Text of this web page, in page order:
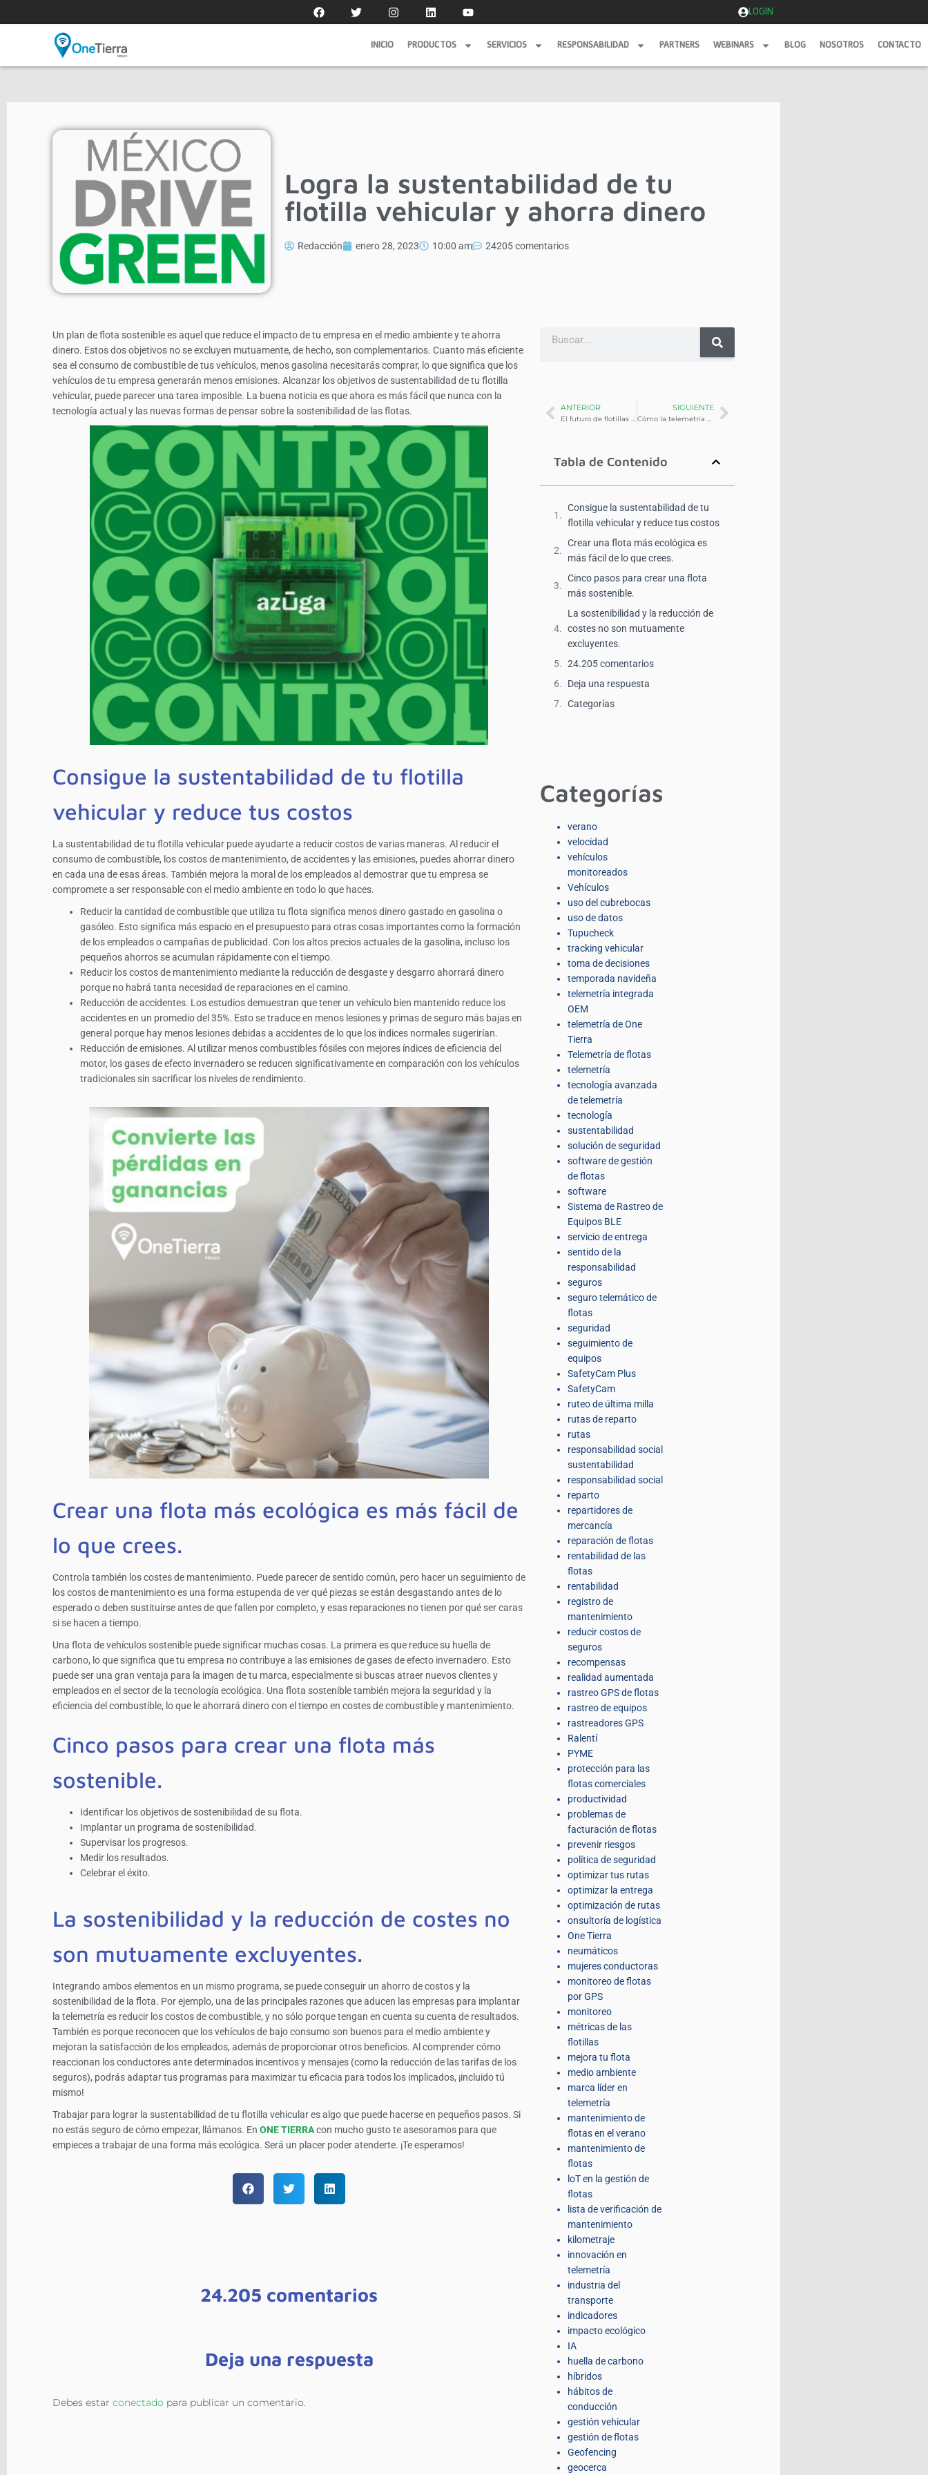
LOGIN
INICIO PRODUCTOS SERVICIOS RESPONSABILIDAD PARTNERS WEBINARS BLOG NOSOTROS CONTACTO
Logra la sustentabilidad de tu
flotilla vehicular y ahorra dinero
Redacción enero 28, 2023 10:00 am 24205 comentarios
Un plan de flota sostenible es aquel que reduce el impacto de tu empresa en el medio ambiente y te ahorra
dinero. Estos dos objetivos no se excluyen mutuamente, de hecho, son complementarios. Cuanto más eficiente
sea el consumo de combustible de tus vehículos, menos gasolina necesitarás comprar, lo que significa que los
vehículos de tu empresa generarán menos emisiones. Alcanzar los objetivos de sustentabilidad de tu flotilla
vehicular, puede parecer una tarea imposible. La buena noticia es que ahora es más fácil que nunca con la
tecnología actual y las nuevas formas de pensar sobre la sostenibilidad de las flotas.
Consigue la sustentabilidad de tu flotilla
vehicular y reduce tus costos
La sustentabilidad de tu flotilla vehicular puede ayudarte a reducir costos de varias maneras. Al reducir el
consumo de combustible, los costos de mantenimiento, de accidentes y las emisiones, puedes ahorrar dinero
en cada una de esas áreas. También mejora la moral de los empleados al demostrar que tu empresa se
compromete a ser responsable con el medio ambiente en todo lo que haces.
Reducir la cantidad de combustible que utiliza tu flota significa menos dinero gastado en gasolina o
gasóleo. Esto significa más espacio en el presupuesto para otras cosas importantes como la formación
de los empleados o campañas de publicidad. Con los altos precios actuales de la gasolina, incluso los
pequeños ahorros se acumulan rápidamente con el tiempo.
Reducir los costos de mantenimiento mediante la reducción de desgaste y desgarro ahorrará dinero
porque no habrá tanta necesidad de reparaciones en el camino.
Reducción de accidentes. Los estudios demuestran que tener un vehículo bien mantenido reduce los
accidentes en un promedio del 35%. Esto se traduce en menos lesiones y primas de seguro más bajas en
general porque hay menos lesiones debidas a accidentes de lo que los índices normales sugerirían.
Reducción de emisiones. Al utilizar menos combustibles fósiles con mejores índices de eficiencia del
motor, los gases de efecto invernadero se reducen significativamente en comparación con los vehículos
tradicionales sin sacrificar los niveles de rendimiento.
Crear una flota más ecológica es más fácil de
lo que crees.
Controla también los costes de mantenimiento. Puede parecer de sentido común, pero hacer un seguimiento de
los costos de mantenimiento es una forma estupenda de ver qué piezas se están desgastando antes de lo
esperado o deben sustituirse antes de que fallen por completo, y esas reparaciones no tienen por qué ser caras
si se hacen a tiempo.
Una flota de vehículos sostenible puede significar muchas cosas. La primera es que reduce su huella de
carbono, lo que significa que tu empresa no contribuye a las emisiones de gases de efecto invernadero. Esto
puede ser una gran ventaja para la imagen de tu marca, especialmente si buscas atraer nuevos clientes y
empleados en el sector de la tecnología ecológica. Una flota sostenible también mejora la seguridad y la
eficiencia del combustible, lo que le ahorrará dinero con el tiempo en costes de combustible y mantenimiento.
Cinco pasos para crear una flota más
sostenible.
Identificar los objetivos de sostenibilidad de su flota.
Implantar un programa de sostenibilidad.
Supervisar los progresos.
Medir los resultados.
Celebrar el éxito.
La sostenibilidad y la reducción de costes no
son mutuamente excluyentes.
Integrando ambos elementos en un mismo programa, se puede conseguir un ahorro de costos y la
sostenibilidad de la flota. Por ejemplo, una de las principales razones que aducen las empresas para implantar
la telemetría es reducir los costos de combustible, y no sólo porque tengan en cuenta su cuenta de resultados.
También es porque reconocen que los vehículos de bajo consumo son buenos para el medio ambiente y
mejoran la satisfacción de los empleados, además de proporcionar otros beneficios. Al comprender cómo
reaccionan los conductores ante determinados incentivos y mensajes (como la reducción de las tarifas de los
seguros), podrás adaptar tus programas para maximizar tu eficacia para todos los implicados, ¡incluido tú
mismo!
Trabajar para lograr la sustentabilidad de tu flotilla vehicular es algo que puede hacerse en pequeños pasos. Si
no estás seguro de cómo empezar, llámanos. En ONE TIERRAcon mucho gusto te asesoramos para que
empieces a trabajar de una forma más ecológica. Será un placer poder atenderte. ¡Te esperamos!
24.205 comentarios
Deja una respuesta
Debes estar conectado para publicar un comentario.
ANTERIOR SIGUIENTE
Tabla de Contenido
Consigue la sustentabilidad de tu
flotilla vehicular y reduce tus costos
Crear una flota más ecológica es
más fácil de lo que crees.
Cinco pasos para crear una flota
más sostenible.
La sostenibilidad y la reducción de
costes no son mutuamente
excluyentes.
24.205 comentarios
Deja una respuesta
Categorías
Categorías
verano
velocidad
vehículos
monitoreados
Vehículos
uso del cubrebocas
uso de datos
Tupucheck
tracking vehicular
toma de decisiones
temporada navideña
telemetría integrada
OEM
telemetría de One
Tierra
Telemetría de flotas
telemetría
tecnología avanzada
de telemetría
tecnología
sustentabilidad
solución de seguridad
software de gestión
de flotas
software
Sistema de Rastreo de
Equipos BLE
servicio de entrega
sentido de la
responsabilidad
seguros
seguro telemático de
flotas
seguridad
seguimiento de
equipos
SafetyCam Plus
SafetyCam
ruteo de última milla
rutas de reparto
rutas
responsabilidad social
sustentabilidad
responsabilidad social
reparto
repartidores de
mercancía
reparación de flotas
rentabilidad de las
flotas
rentabilidad
registro de
mantenimiento
reducir costos de
seguros
recompensas
realidad aumentada
rastreo GPS de flotas
rastreo de equipos
rastreadores GPS
Ralentí
PYME
protección para las
flotas comerciales
productividad
problemas de
facturación de flotas
prevenir riesgos
política de seguridad
optimizar tus rutas
optimizar la entrega
optimización de rutas
onsultoría de logística
One Tierra
neumáticos
mujeres conductoras
monitoreo de flotas
por GPS
monitoreo
métricas de las
flotillas
mejora tu flota
medio ambiente
marca líder en
telemetría
mantenimiento de
flotas en el verano
mantenimiento de
flotas
loT en la gestión de
flotas
lista de verificación de
mantenimiento
kilometraje
innovación en
telemetría
industria del
transporte
indicadores
impacto ecológico
IA
huella de carbono
híbridos
hábitos de
conducción
gestión vehicular
gestión de flotas
Geofencing
geocerca